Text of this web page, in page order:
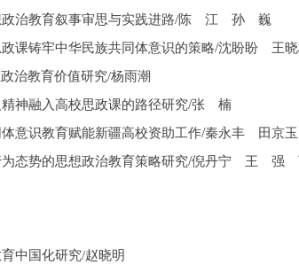
治教育叙事审思与实践进路/陈 江 孙 巍
课铸牢中华民族共同体意识的策略/沈盼盼 王晓
治教育价值研究/杨雨潮
神融入高校思政课的路径研究/张 楠
意识教育赋能新疆高校资助工作/秦永丰 田京玉
态势的思想政治教育策略研究/倪丹宁 王 强
中国化研究/赵晓明